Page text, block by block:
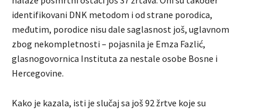
identifikovani DNK metodom i od strane porodica,
međutim, porodice nisu dale saglasnost još, uglavnom
zbog nekompletnosti – pojasnila je Emza Fazlić,
glasnogovornica Instituta za nestale osobe Bosne i
Hercegovine.
Kako je kazala, isti je slučaj sa još 92 žrtve koje su